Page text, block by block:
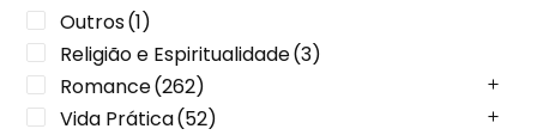
Outros(1)
Religião e Espiritualidade(3)
Romance(262)
Vida Prática(52)